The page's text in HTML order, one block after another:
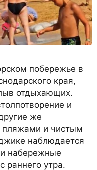
побережье в
края,
отдыхающих.
и
же
пляжами и чистым
наблюдается
набережные
раннего утра.